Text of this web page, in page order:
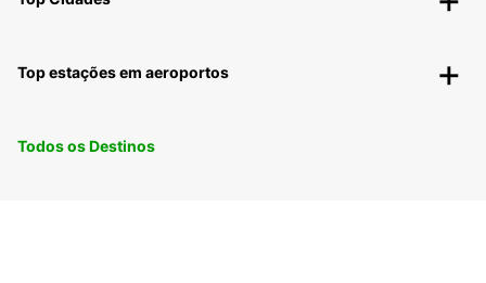
Top estações em aeroportos
Todos os Destinos